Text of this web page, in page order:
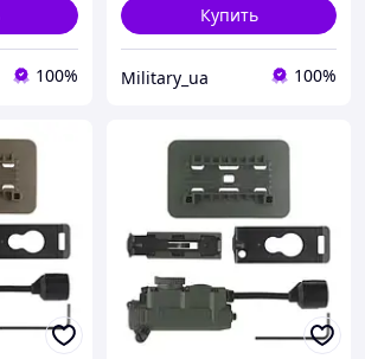
100%
Купить
Military_ua 100%